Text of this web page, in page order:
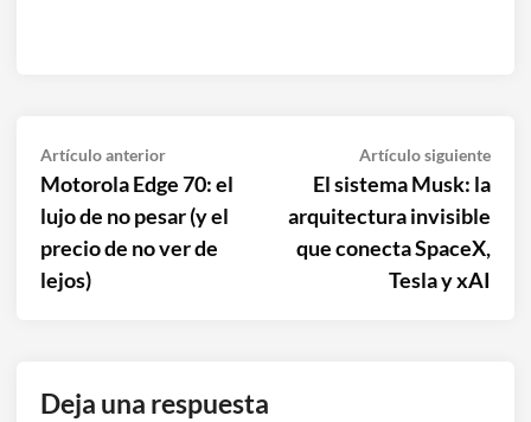
Navegación
de
entradas
Artículo anteriorArtículo
anterior:
Motorola Edge 70: el
lujo de no pesar (y el
precio de no ver de
lejos)
Artículo siguiente
El sistema Musk: la
arquitectura invisible
que conecta SpaceX,
Tesla y xAI
Deja una respuesta